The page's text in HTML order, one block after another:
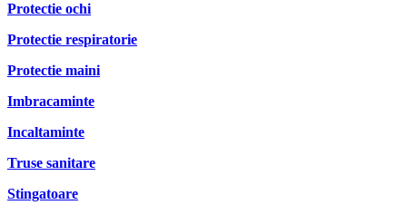
Protectie ochi
Protectie respiratorie
Protectie maini
Imbracaminte
Incaltaminte
Truse sanitare
Stingatoare